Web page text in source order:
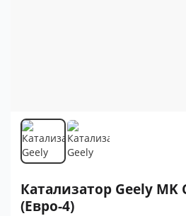
Катализатор Geely MK
(Евро-4)